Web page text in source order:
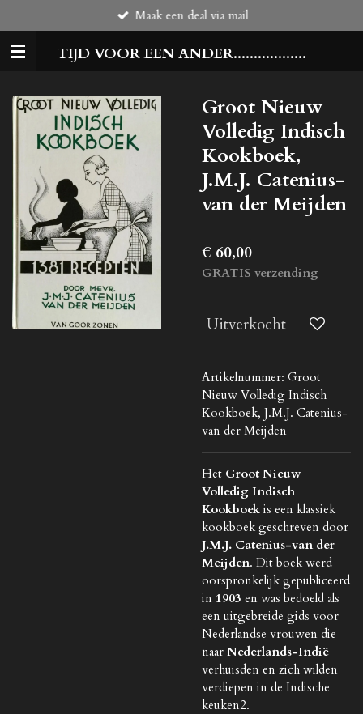
direct
naar
TIJD VOOR EEN ANDER..................
Maak een deal via mail
Groot Nieuw
Volledig Indisch
Kookboek,
J.M.J. Catenius-
van der Meijden
€ 60,00
GRATIS verzending
Uitverkocht
Artikelnummer: Groot
Nieuw Volledig Indisch
Kookboek, J.M.J. Catenius-
van der Meijden
Het Groot Nieuw
Volledig Indisch
Kookboek is een klassiek
kookboek geschreven door
J.M.J. Catenius-van der
Meijden. Dit boek werd
oorspronkelijk gepubliceerd
in 1903 en was bedoeld als
een uitgebreide gids voor
Nederlandse vrouwen die
naar Nederlands-Indië
verhuisden en zich wilden
verdiepen in de Indische
keuken2.